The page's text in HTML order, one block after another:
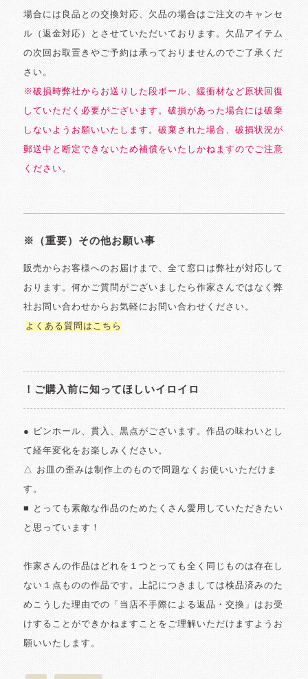
場合には良品との交換対応、欠品の場合はご注文のキャンセ
ル（返金対応）とさせていただいております。欠品アイテム
の次回お取置きやご予約は承っておりませんのでご了承くだ
さい。
※破損時弊社からお送りした段ボール、緩衝材など原状回復
していただく必要がございます。破損があった場合には破棄
しないようお願いいたします。破棄された場合、破損状況が
郵送中と断定できないため補償をいたしかねますのでご注意
ください。
※（重要）その他お願い事
販売からお客様へのお届けまで、全て窓口は弊社が対応して
おります。何かご質問がございましたら作家さんではなく弊
社お問い合わせからお気軽にお問い合わせください。
よくある質問はこちら
！ご購入前に知ってほしいイロイロ
● ピンホール、貫入、黒点がございます。作品の味わいとし
て経年変化をお楽しみください。
△ お皿の歪みは制作上のもので問題なくお使いいただけま
す。
■ とっても素敵な作品のためたくさん愛用していただきたい
と思っています！
作家さんの作品はどれを１つとっても全く同じものは存在し
ない１点ものの作品です。上記につきましては検品済みのた
めこうした理由での「当店不手際による返品・交換」はお受
けすることができかねますことをご理解いただけますようお
願いいたします。